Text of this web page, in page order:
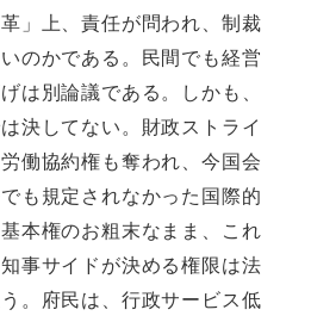
」上、責任が問われ、制裁
のかである。民間でも経営
は別論議である。しかも、
決してない。財政ストライ
働協約権も奪われ、今国会
も規定されなかった国際的
本権のお粗末なまま、これ
事サイドが決める権限は法
。府民は、行政サービス低